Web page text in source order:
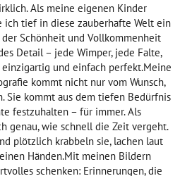
Als meine eigenen Kinder
ich tief in diese zauberhafte Welt ein
Schönheit und Vollkommenheit
Detail – jede Wimper, jede Falte,
und einfach perfekt.Meine
kommt nicht nur vom Wunsch,
Sie kommt aus dem tiefen Bedürfnis
festzuhalten – für immer. Als
genau, wie schnell die Zeit vergeht.
plötzlich krabbeln sie, lachen laut
Händen.Mit meinen Bildern
schenken: Erinnerungen, die